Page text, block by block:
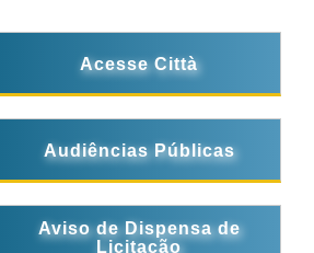
Acesse Città
Audiências Públicas
Aviso de Dispensa de
Licitação